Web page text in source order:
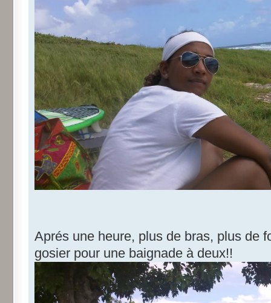
Aprés une heure, plus de bras, plus de
gosier pour une baignade à deux!!